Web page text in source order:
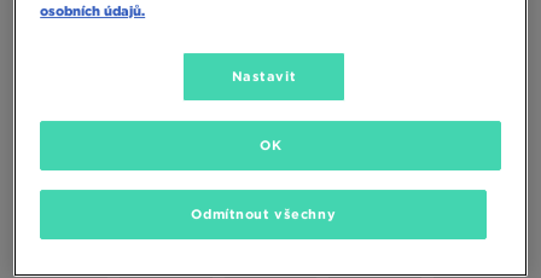
1490 Kč
EU US
osobních údajů.
Nastavit
Odmítnout všechny
OK